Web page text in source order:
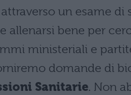
un esame
allenarsi bene per
ministeriali e
domande di
Sanitarie. Non